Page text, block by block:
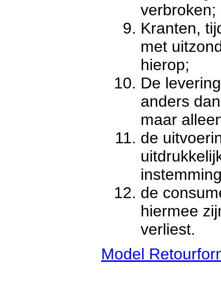
verbroken;
Kranten,
met
hierop;
De
anders
maar
de
de
hiermee
verliest.
Model